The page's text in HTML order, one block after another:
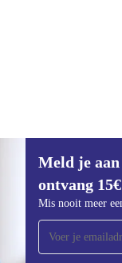
Meld je
ontvang
Mis nooit meer
aan voor onze
€15 korting!
meer een